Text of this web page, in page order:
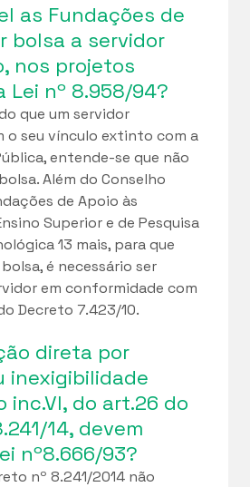
as Fundações de
bolsa a servidor
nos projetos
Lei nº 8.958/94?
que um servidor
o seu vínculo extinto com a
entende-se que não
Além do Conselho
de Apoio às
Superior e de Pesquisa
13 mais, para que
é necessário ser
em conformidade com
Decreto 7.423/10.
direta por
inexigibilidade
inc.VI, do art.26 do
14, devem
nº8.666/93?
nº 8.241/2014 não